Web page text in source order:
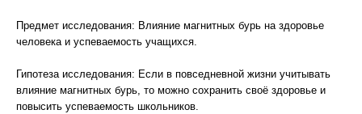
Предмет исследования: Влияние магнитных бурь на здоровье
человека и успеваемость учащихся.
Гипотеза исследования: Если в повседневной жизни учитывать
влияние магнитных бурь, то можно сохранить своё здоровье и
повысить успеваемость школьников.